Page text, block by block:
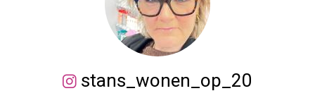
stans_wonen_op_20